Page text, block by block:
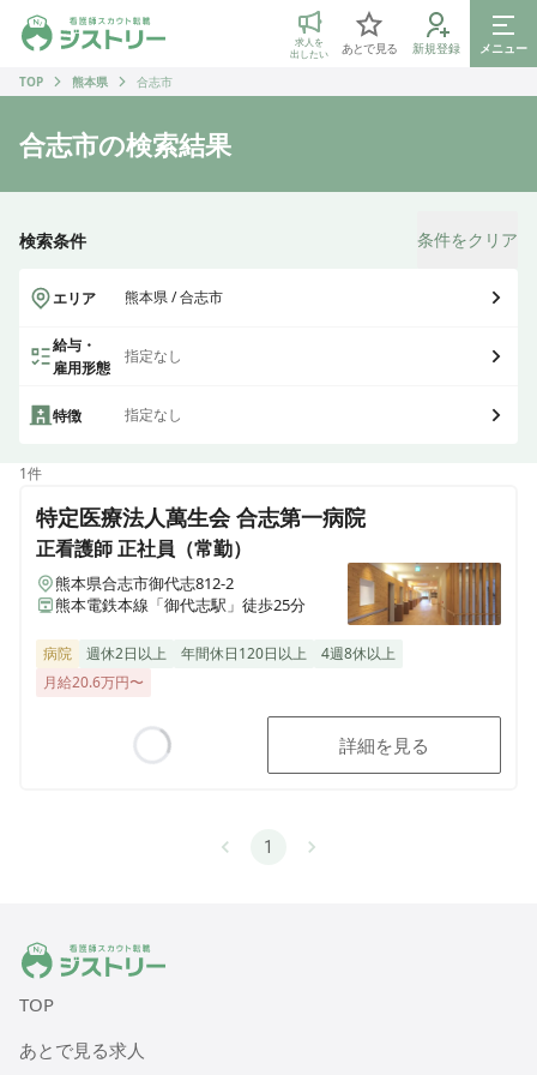
ジストリー 看護師の転職マッチング
求人を
出したい
あとで見る 新規登録
メニュー
TOP
熊本県 合志市
合志市の検索結果
検索条件 条件をクリア
エリア 熊本県 / 合志市
給与・
雇用形態
指定なし
特徴 指定なし
1件
特定医療法人萬生会 合志第一病院
正看護師正社員（常勤）
熊本県合志市御代志812-2
熊本電鉄本線「御代志駅」徒歩25分
病院 週休2日以上 年間休日120日以上
4週8休以上
月給20.6万円〜
詳細を見る
1
ジストリー 看護師の転職マッチング
TOP
あとで見る求人